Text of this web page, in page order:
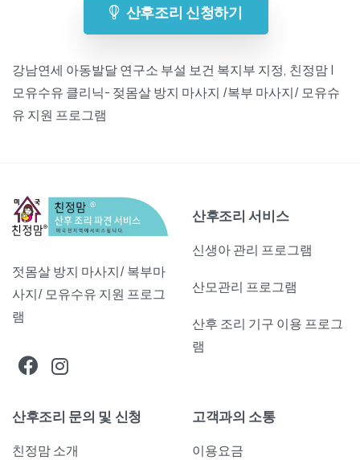
산후조리 신청하기
강남연세 아동발달 연구소 부설 보건 복지부 지정, 친정맘 |
모유수유 클리닉- 젖몸살 방지 마사지 /복부 마사지/ 모유슈
유 지원 프로그램
젓몸살 방지 마사지/ 복부마
사지/ 모유수유 지원 프로그
램
산후조리 서비스
신생아 관리 프로그램
산모관리 프로그램
산후 조리 기구 이용 프로그
램
산후조리 문의 및 신청
친정맘 소개
고객과의 소통
이용요금